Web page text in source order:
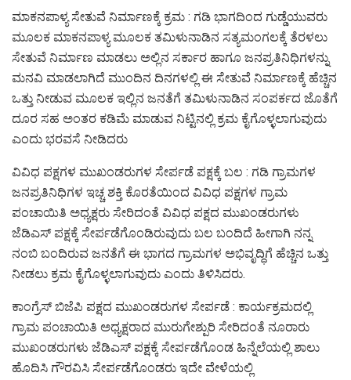
ಮಾಕನಪಾಳ್ಯ ಸೇತುವೆ ನಿರ್ಮಾಣಕ್ಕೆ ಕ್ರಮ : ಗಡಿ ಭಾಗದಿಂದ ಗುಡ್ಡೆಯುವರು
ಮೂಲಕ ಮಾಕನಪಾಳ್ಯ ಮೂಲಕ ತಮಿಳುನಾಡಿನ ಸತ್ಯಮಂಗಲಕ್ಕೆ ತೆರಳಲು
ಸೇತುವೆ ನಿರ್ಮಾಣ ಮಾಡಲು ಅಲ್ಲಿನ ಸರ್ಕಾರ ಹಾಗೂ ಜನಪ್ರತಿನಿಧಿಗಳನ್ನು
ಮನವಿ ಮಾಡಲಾಗಿದೆ ಮುಂದಿನ ದಿನಗಳಲ್ಲಿ ಈ ಸೇತುವೆ ನಿರ್ಮಾಣಕ್ಕೆ ಹೆಚ್ಚಿನ
ಒತ್ತು ನೀಡುವ ಮೂಲಕ ಇಲ್ಲಿನ ಜನತೆಗೆ ತಮಿಳುನಾಡಿನ ಸಂಪರ್ಕದ ಜೊತೆಗೆ
ದೂರ ಸಹ ಅಂತರ ಕಡಿಮೆ ಮಾಡುವ ನಿಟ್ಟಿನಲ್ಲಿ ಕ್ರಮ ಕೈಗೊಳ್ಳಲಾಗುವುದು
ಎಂದು ಭರವಸೆ ನೀಡಿದರು
ವಿವಿಧ ಪಕ್ಷಗಳ ಮುಖಂಡರುಗಳ ಸೇರ್ಪಡೆ ಪಕ್ಷಕ್ಕೆ ಬಲ : ಗಡಿ ಗ್ರಾಮಗಳ
ಜನಪ್ರತಿನಿಧಿಗಳ ಇಚ್ಚ ಶಕ್ತಿ ಕೊರತೆಯಿಂದ ವಿವಿಧ ಪಕ್ಷಗಳ ಗ್ರಾಮ
ಪಂಚಾಯಿತಿ ಅಧ್ಯಕ್ಷರು ಸೇರಿದಂತೆ ವಿವಿಧ ಪಕ್ಷದ ಮುಖಂಡರುಗಳು
ಜೆಡಿಎಸ್ ಪಕ್ಷಕ್ಕೆ ಸೇರ್ಪಡೆಗೊಂಡಿರುವುದು ಬಲ ಬಂದಿದೆ ಹೀಗಾಗಿ ನನ್ನ
ನಂಬಿ ಬಂದಿರುವ ಜನತೆಗೆ ಈ ಭಾಗದ ಗ್ರಾಮಗಳ ಅಭಿವೃದ್ಧಿಗೆ ಹೆಚ್ಚಿನ ಒತ್ತು
ನೀಡಲು ಕ್ರಮ ಕೈಗೊಳ್ಳಲಾಗುವುದು ಎಂದು ತಿಳಿಸಿದರು.
ಕಾಂಗ್ರೆಸ್ ಬಿಜೆಪಿ ಪಕ್ಷದ ಮುಖಂಡರುಗಳ ಸೇರ್ಪಡೆ : ಕಾರ್ಯಕ್ರಮದಲ್ಲಿ
ಗ್ರಾಮ ಪಂಚಾಯಿತಿ ಅಧ್ಯಕ್ಷರಾದ ಮುರುಗೇಶ್ಪುರಿ ಸೇರಿದಂತೆ ನೂರಾರು
ಮುಖಂಡರುಗಳು ಜೆಡಿಎಸ್ ಪಕ್ಷಕ್ಕೆ ಸೇರ್ಪಡೆಗೊಂಡ ಹಿನ್ನೆಲೆಯಲ್ಲಿ ಶಾಲು
ಹೊದಿಸಿ ಗೌರವಿಸಿ ಸೇರ್ಪಡೆಗೊಂಡರು ಇದೇ ವೇಳೆಯಲ್ಲಿ